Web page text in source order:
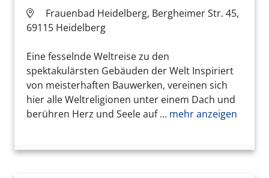
Frauenbad Heidelberg, Bergheimer Str. 45,
69115 Heidelberg
Eine fesselnde Weltreise zu den
spektakulärsten Gebäuden der Welt Inspiriert
von meisterhaften Bauwerken, vereinen sich
hier alle Weltreligionen unter einem Dach und
berühren Herz und Seele auf ... mehr anzeigen